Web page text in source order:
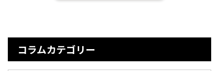
コラムカテゴリー